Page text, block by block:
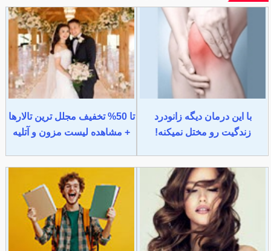
با این درمان دیگه زانودرد
زندگیت رو مختل نمیکنه!
تا 50% تخفیف مجلل ترین تالارها
+ مشاهده لیست مزون و آتلیه